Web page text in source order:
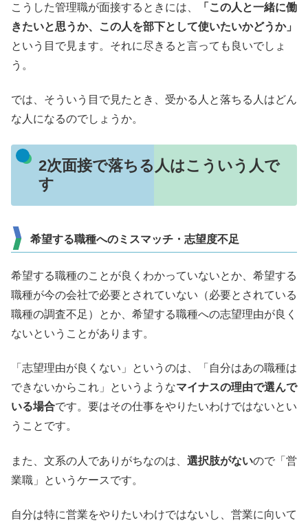
こうした管理職が面接するときには、
「この人と一緒に働
きたいと思うか、この人を部下として使いたいかどうか」
という目で見ます。それに尽きると言っても良いでしょ
う。
では、そういう目で見たとき、受かる人と落ちる人はどん
な人になるのでしょうか。
2次面接で落ちる人はこういう人で
す
希望する職種へのミスマッチ・志望度不足
希望する職種のことが良くわかっていないとか、希望する
職種が今の会社で必要とされていない（必要とされている
職種の調査不足）とか、希望する職種への志望理由が良く
ないということがあります。
「志望理由が良くない」というのは、「自分はあの職種は
できないからこれ」というようなマイナスの理由で選んで
いる場合です。要はその仕事をやりたいわけではないとい
うことです。
また、文系の人でありがちなのは、 選択肢がないので「営
業職」というケースです。
自分は特に営業をやりたいわけではないし、営業に向いて